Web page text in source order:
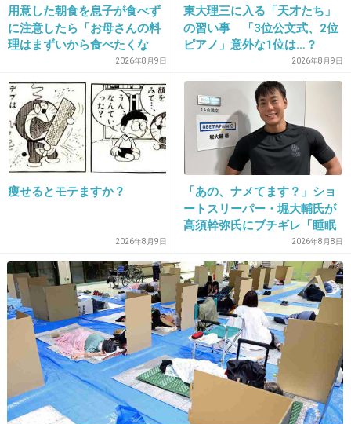
14. 匿名2015/10/31(土) 15:53:58
日曜日は嵐が見たい
+2
ＶＳ電車てかなりぶっ飛んだ企画。しかも面白
出典：pbs.twimg.com
+63 -0
用意した朝食を息子が食べず
に注意したら「お母さんの料
理はまずいから食べたくな
い」と…「まずいなら食べな
くていい。今後は自分で食事
を用意しなさい。お金は渡
す」と言った話が議論に
2026年8月9日
東大理三に入る「天才たち」
の習い事 「3位公文式、2位
ピアノ」意外な1位は…？
「3つぐらいの習い事は当た
り前、4つ以上の家庭も多
数」
2026年8月9日
痩せるとモテますか？
2026年8月9日
「あの、ナメてます？」ショ
ートスリーパー・堀大輔氏が
高須幹弥氏にブチギレ「睡眠
不足の人＝キレやすい」SNS
で物議
2026年8月8日